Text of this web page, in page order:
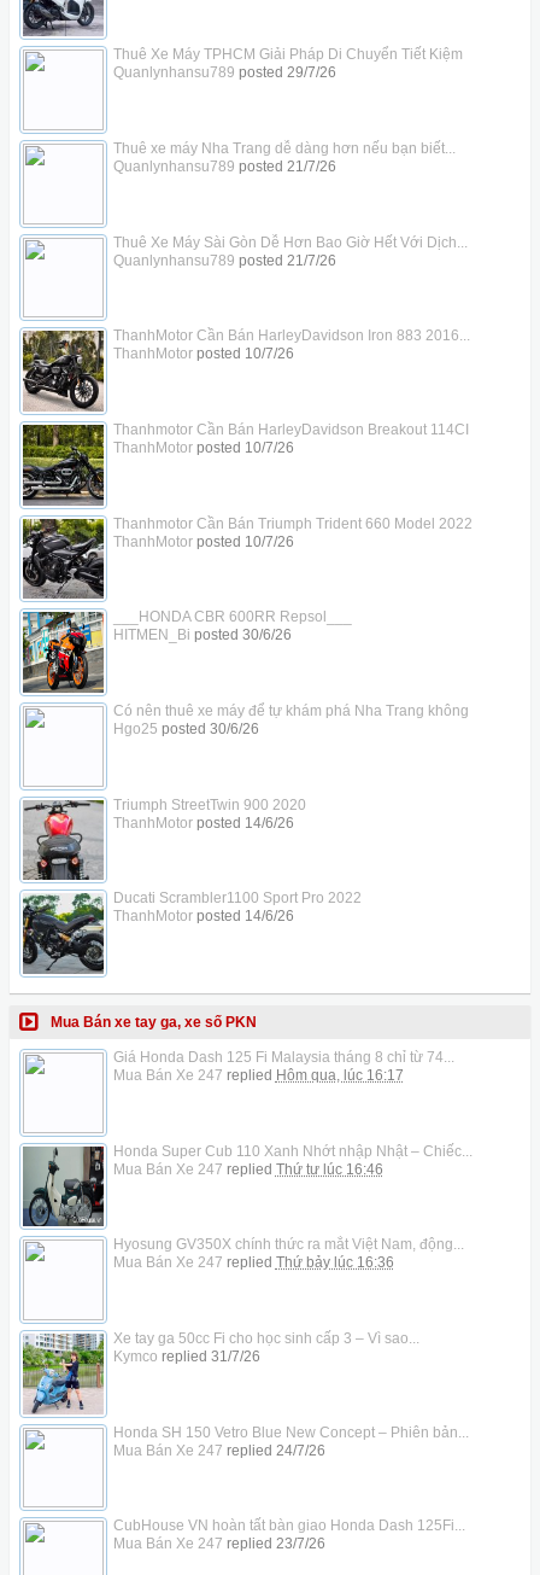
Thuê Xe Máy TPHCM Giải Pháp Di Chuyển Tiết Kiệm
Quanlynhansu789 posted 29/7/26
Thuê xe máy Nha Trang dễ dàng hơn nếu bạn biết...
Quanlynhansu789 posted 21/7/26
Thuê Xe Máy Sài Gòn Dễ Hơn Bao Giờ Hết Với Dịch...
Quanlynhansu789 posted 21/7/26
ThanhMotor Cần Bán HarleyDavidson Iron 883 2016...
ThanhMotorposted 10/7/26
Thanhmotor Cần Bán HarleyDavidson Breakout 114CI
ThanhMotorposted 10/7/26
Thanhmotor Cần Bán Triumph Trident 660 Model 2022
ThanhMotorposted 10/7/26
___HONDA CBR 600RR Repsol___
HITMEN_Bi posted 30/6/26
Có nên thuê xe máy để tự khám phá Nha Trang không
Hgo25 posted 30/6/26
Triumph StreetTwin 900 2020
ThanhMotorposted 14/6/26
Ducati Scrambler1100 Sport Pro 2022
ThanhMotorposted 14/6/26
Mua Bán xe tay ga, xe số PKN
Giá Honda Dash 125 Fi Malaysia tháng 8 chỉ từ 74...
Mua Bán Xe 247 replied Hôm qua, lúc 16:17
Honda Super Cub 110 Xanh Nhớt nhập Nhật – Chiếc...
Mua Bán Xe 247 replied Thứ tư lúc 16:46
Hyosung GV350X chính thức ra mắt Việt Nam, động...
Mua Bán Xe 247 replied Thứ bảy lúc 16:36
Xe tay ga 50cc Fi cho học sinh cấp 3 – Vì sao...
Kymco replied 31/7/26
Honda SH 150 Vetro Blue New Concept – Phiên bản...
Mua Bán Xe 247 replied 24/7/26
CubHouse VN hoàn tất bàn giao Honda Dash 125Fi...
Mua Bán Xe 247 replied 23/7/26